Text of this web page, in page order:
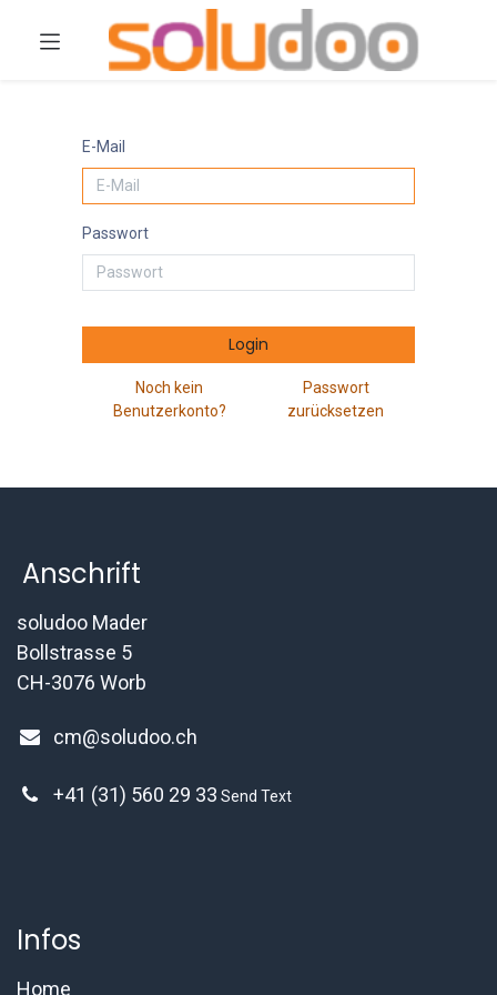
E-Mail
Passwort
Login
Noch kein
Benutzerkonto?
Passwort
zurücksetzen
Anschrift
soludoo Mader
Bollstrasse 5
CH-3076 Worb
cm@soludoo.ch
+41 (31) 560 29 33 Send Text
Infos
Home